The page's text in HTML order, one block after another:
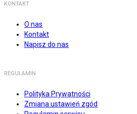
KONTAKT
O nas
Kontakt
Napisz do nas
REGULAMIN
Polityka Prywatności
Zmiana ustawień zgód